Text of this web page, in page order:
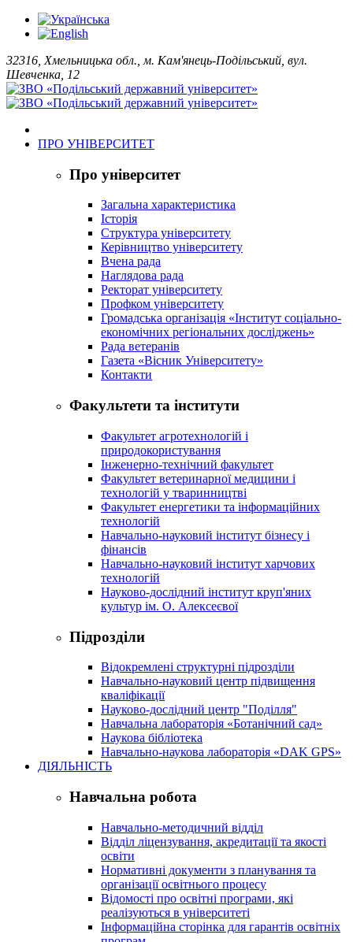
32316, Хмельницька обл., м. Кам'янець-Подільський, вул.
Шевченка, 12
ПРО УНІВЕРСИТЕТ
Про університет
Загальна характеристика
Історія
Структура університету
Керівництво університету
Вчена рада
Наглядова рада
Ректорат університету
Профком університету
Громадська організація «Інститут соціально-
економічних регіональних досліджень»
Рада ветеранів
Газета «Вісник Університету»
Контакти
Факультети та інститути
Факультет агротехнологій і
природокористування
Інженерно-технічний факультет
Факультет ветеринарної медицини і
технологій у тваринництві
Факультет енергетики та інформаційних
технологій
Навчально-науковий інститут бізнесу і
фінансів
Навчально-науковий інститут харчових
технологій
Науково-дослідний інститут круп'яних
культур ім. О. Алексеєвої
Підрозділи
Відокремлені структурні підрозділи
Навчально-науковий центр підвищення
кваліфікації
Науково-дослідний центр "Поділля"
Навчальна лабораторія «Ботанічний сад»
Наукова бібліотека
Навчально-наукова лабораторія «DAK GPS»
ДІЯЛЬНІСТЬ
Навчальна робота
Навчально-методичний відділ
Відділ ліцензування, акредитації та якості
освіти
Нормативні документи з планування та
організації освітнього процесу
Відомості про освітні програми, які
реалізуються в університеті
Інформаційна сторінка для гарантів освітніх